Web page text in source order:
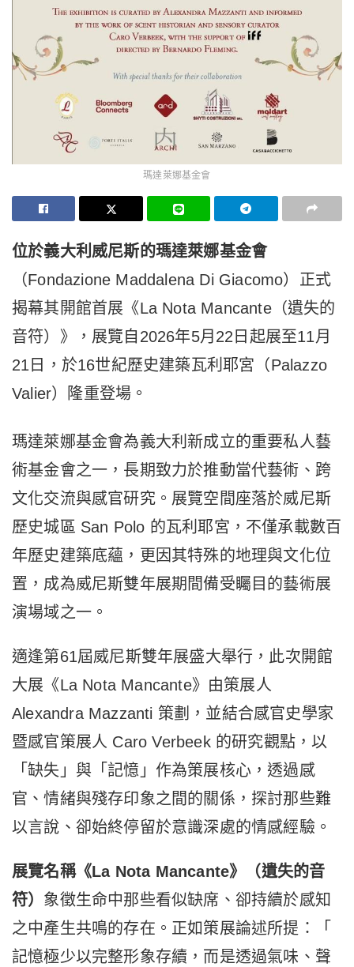
瑪達萊娜基金會
位於義大利威尼斯的瑪達萊娜基金會
（Fondazione Maddalena Di Giacomo）正式
揭幕其開館首展《La Nota Mancante（遺失的
音符）》， 展覽自2026年5月22日起展至11月
21日， 於16世紀歷史建築瓦利耶宮（Palazzo
Valier）隆重登場。
瑪達萊娜基金會為義大利新成立的重要私人藝
術基金會之一， 長期致力於推動當代藝術、跨
文化交流與感官研究。 展覽空間座落於威尼斯
歷史城區 San Polo 的瓦利耶宮，不僅承載數百
年歷史建築底蘊， 更因其特殊的地理與文化位
置， 成為威尼斯雙年展期間備受矚目的藝術展
演場域之一。
適逢第61屆威尼斯雙年展盛大舉行，此次開館
大展《La Nota Mancante》由策展人
Alexandra Mazzanti 策劃，並結合感官史學家
暨感官策展人 Caro Verbeek 的研究觀點，以
「缺失」與「記憶」作為策展核心，透過感
官、情緒與殘存印象之間的關係，探討那些難
以言說、 卻始終停留於意識深處的情感經驗。
展覽名稱《La Nota Mancante》（遺失的音
符） 象徵生命中那些看似缺席、 卻持續於感知
之中產生共鳴的存在。正如策展論述所提：「
記憶極少以完整形象存續，而是透過氣味、聲